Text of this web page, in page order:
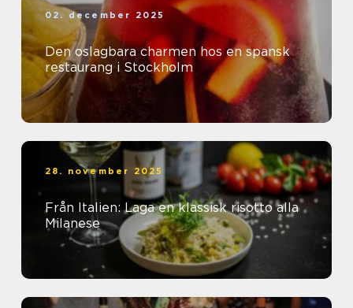
02. december 2025
Den oslagbara charmen hos en spansk
restaurang i Stockholm
28. november 2025
Från Italien: Laga en klassisk risotto alla
Milanese